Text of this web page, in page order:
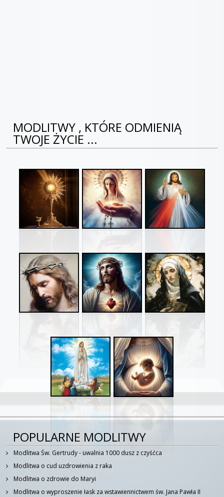
MODLITWY , KTÓRE ODMIENIĄ
TWOJE ŻYCIE ...
POPULARNE MODLITWY
Modlitwa Św. Gertrudy - uwalnia 1000 dusz z czyśćca
Modlitwa o cud uzdrowienia z raka
Modlitwa o zdrowie do Maryi
Modlitwa o wyproszenie łask za wstawiennictwem św. Jana Pawła II